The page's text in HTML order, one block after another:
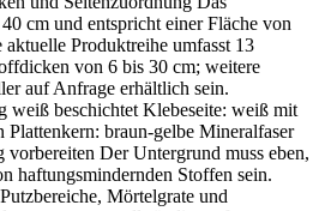
cm und entspricht einer Fläche von
Produktreihe umfasst 13
von 6 bis 30 cm; weitere
auf Anfrage erhältlich sein.
weiß beschichtet Klebeseite: weiß mit
Plattenkern: braun-gelbe Mineralfaser
Der Untergrund muss eben,
haftungsmindernden Stoffen sein.
Mörtelgrate und